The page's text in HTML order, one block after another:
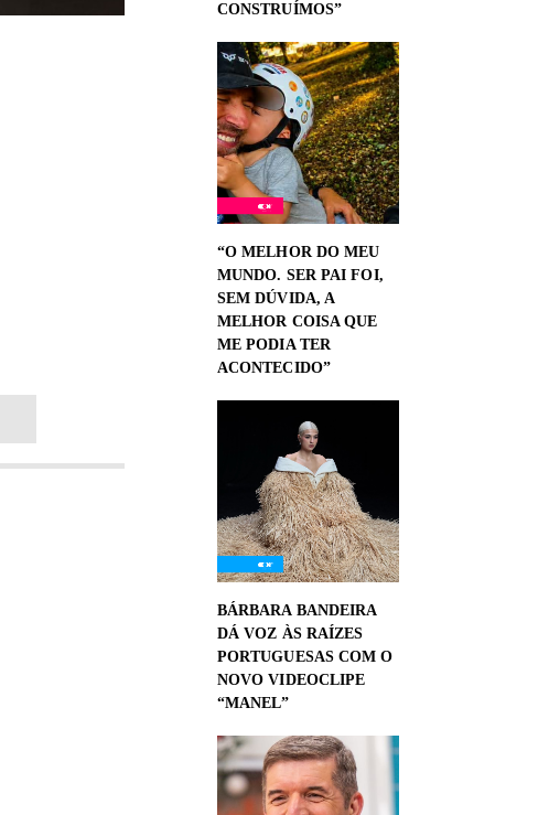
CONSTRUÍMOS”
“O MELHOR DO MEU
MUNDO. SER PAI FOI,
SEM DÚVIDA, A
MELHOR COISA QUE
ME PODIA TER
ACONTECIDO”
BÁRBARA BANDEIRA
DÁ VOZ ÀS RAÍZES
PORTUGUESAS COM O
NOVO VIDEOCLIPE
“MANEL”